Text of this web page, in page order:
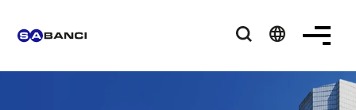
language